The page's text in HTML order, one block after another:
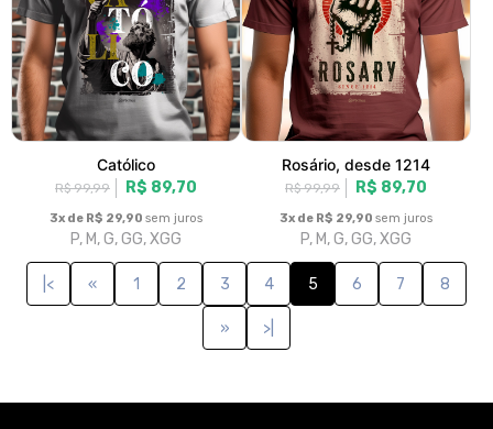
Católico
R$ 99,99 R$ 89,70
3x de R$ 29,90 sem juros
P, M, G, GG, XGG
Rosário, desde 1214
R$ 99,99 R$ 89,70
3x de R$ 29,90 sem juros
P, M, G, GG, XGG
|< « 1 2 3 4 5 6 7 8
» >|